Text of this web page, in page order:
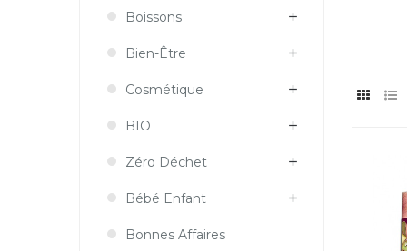
Boissons
Bien-Être
Cosmétique
BIO
Zéro Déchet
Bébé Enfant
Bonnes Affaires